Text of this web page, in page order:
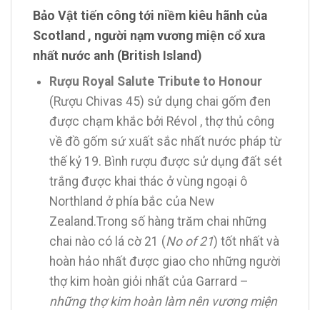
Bảo Vật tiến công tới niềm kiêu hãnh của
Scotland , người nạm vương miện cổ xưa
nhất nước anh (British Island)
Rượu Royal Salute Tribute to Honour
(Rượu Chivas 45) sử dụng chai gốm đen
được chạm khắc bởi Révol , thợ thủ công
về đồ gốm sứ xuất sắc nhất nước pháp từ
thế kỷ 19. Bình rượu được sử dụng đất sét
trắng được khai thác ở vùng ngoại ô
Northland ở phía bắc của New
Zealand.Trong số hàng trăm chai những
chai nào có lá cờ 21 (No of 21) tốt nhất và
hoàn hảo nhất được giao cho những người
thợ kim hoàn giỏi nhất của Garrard –
những thợ kim hoàn làm nên vương miện